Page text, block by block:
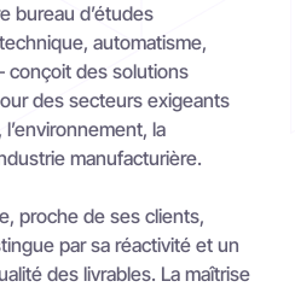
bureau d’études
automatisme,
conçoit des solutions
des secteurs exigeants
la
manufacturière.
proche de ses clients,
par sa réactivité et un
des livrables. La maîtrise